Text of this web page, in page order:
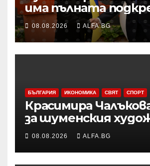
има пълната
нашата страна по
европейския си път
08.08.2026 ALFA.BG
БЪЛГАРИЯ ИКОНОМИКА СВЯТ СПОРТ
Красимира
за шуменския
Никола Михайлов на
дискусията за Пенчо
Славейков и
08.08.2026 ALFA.BG